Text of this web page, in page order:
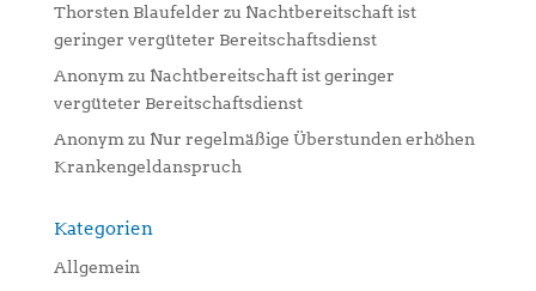
Thorsten Blaufelder zu Nachtbereitschaft ist
geringer vergüteter Bereitschaftsdienst
Anonym zu Nachtbereitschaft ist geringer
vergüteter Bereitschaftsdienst
Anonym zu Nur regelmäßige Überstunden erhöhen
Krankengeldanspruch
Kategorien
Allgemein